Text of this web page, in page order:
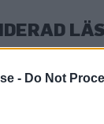
- Do Not